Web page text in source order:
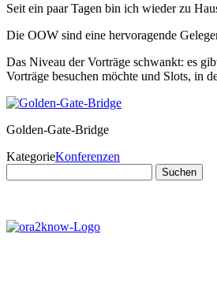
Seit ein paar Tagen bin ich wieder zu
Die OOW sind eine hervoragende
Das Niveau der Vorträge schwankt: es
Vorträge besuchen möchte und Slots, in
Golden-Gate-Bridge
KategorieKonferenzen
nach: